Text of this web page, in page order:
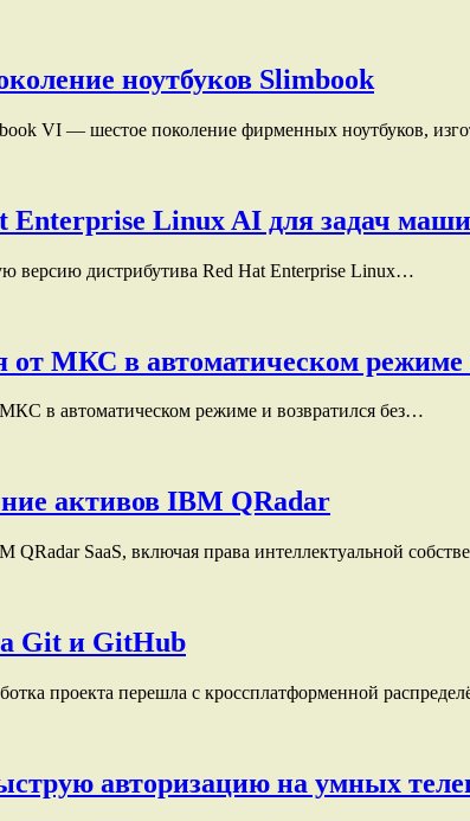
ноутбуков Slimbook
VI — шестое поколение фирменных ноутбуков,
Enterprise Linux AI для задач
версию дистрибутива Red Hat Enterprise Linux…
МКС в автоматическом режиме
МКС в автоматическом режиме и возвратился без…
активов IBM QRadar
SaaS, включая права интеллектуальной
Git и GitHub
проекта перешла с кроссплатформенной
авторизацию на умных